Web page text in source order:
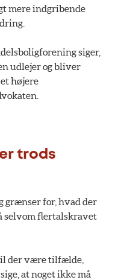
mere indgribende
siger,
udlejer og bliver
højere
trods
grænser for, hvad der
selvom flertalskravet
der være tilfælde,
at noget ikke må